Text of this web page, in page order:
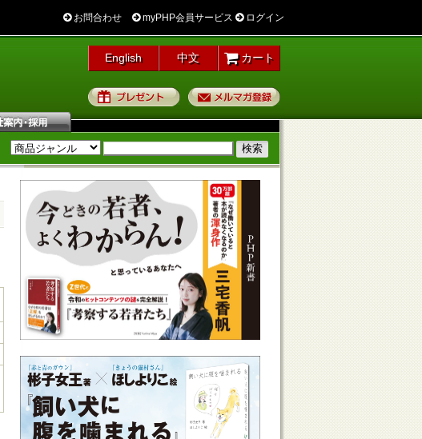
お問合わせ myPHP会員サービス ログイン
English 中文 カート
プレゼント